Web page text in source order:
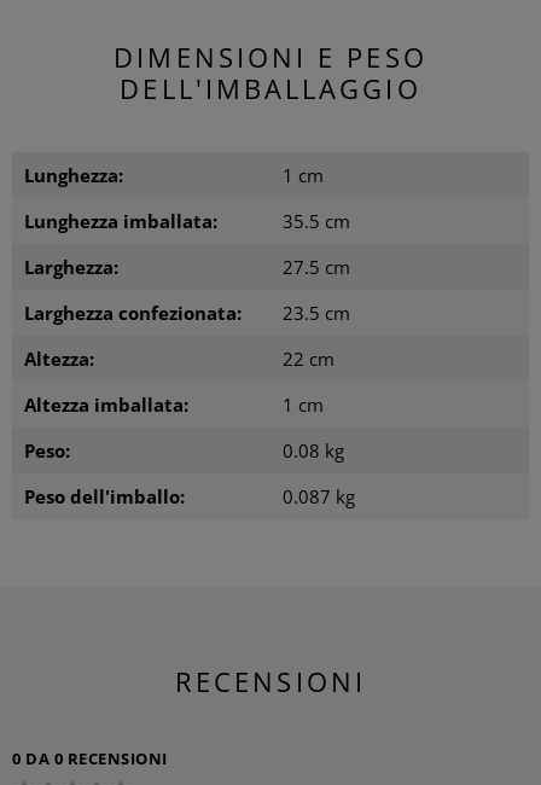
DIMENSIONI E PESO
DELL'IMBALLAGGIO
Lunghezza:
1 cm
Lunghezza imballata:
35.5 cm
Larghezza:
27.5 cm
Larghezza confezionata:
23.5 cm
Altezza:
22 cm
Altezza imballata:
1 cm
Peso:
0.08 kg
Peso dell'imballo:
0.087 kg
RECENSIONI
0 DA 0 RECENSIONI